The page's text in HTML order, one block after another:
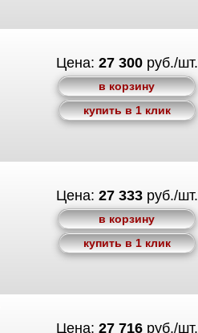
Цена: 27 300руб./шт.
в корзину
купить в 1 клик
Цена: 27 333руб./шт.
в корзину
купить в 1 клик
Цена: 27 716руб./шт.